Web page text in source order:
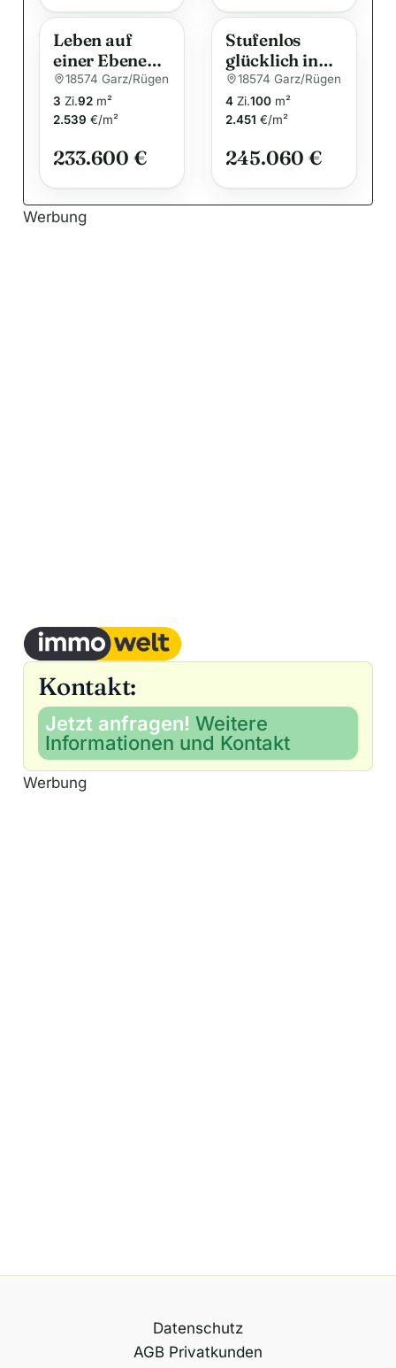
Leben auf
einer Ebene
auf Rügen!
18574 Garz/Rügen
3 Zi.92 m²
2.539 €/m²
233.600 €
Stufenlos
glücklich in
Garz auf
Rügen
18574 Garz/Rügen
4 Zi.100 m²
2.451 €/m²
245.060 €
Werbung
Kontakt:
Jetzt anfragen! Weitere
Informationen und Kontakt
Werbung
Datenschutz
AGB Privatkunden